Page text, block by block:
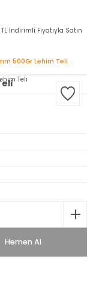
500Gr Lehim Teli
Hemen Al